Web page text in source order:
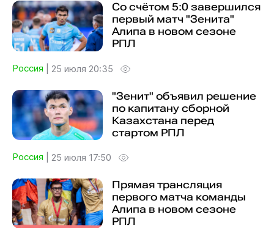
Со счётом 5:0 завершился
первый матч "Зенита"
Алипа в новом сезоне
РПЛ
Россия 25 июля 20:35
"Зенит" объявил решение
по капитану сборной
Казахстана перед
стартом РПЛ
Россия 25 июля 17:50
Прямая трансляция
первого матча команды
Алипа в новом сезоне
РПЛ